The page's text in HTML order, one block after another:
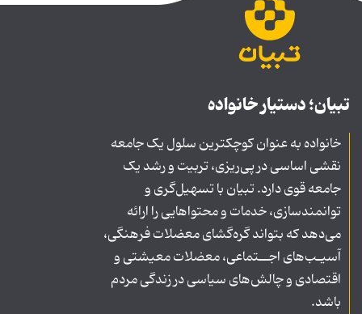
تبیان؛ دستیار خانواده
خانواده به عنوان کوچکترین سلول یک جامعه
نقشی اساسی در پی‌ریزی، تربیت و رشد یک
جامعه قوی دارد. تبیان با تسهیل‌گری و
توانمندسازی، خدمات و محتواهایی را ارائه
می‌دهد که بتواند گره‌گشای معضلات فرهنگی،
آسیـب‌های اجــتماعی، معضلات معیشتی و
اقتصادی و چالش‌های سیاسی در زندگی مردم
باشد.